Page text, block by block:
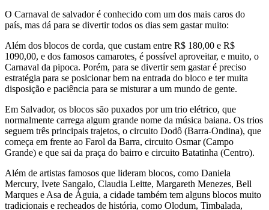
O Carnaval de salvador é conhecido com um dos mais caros do
país, mas dá para se divertir todos os dias sem gastar muito:
Além dos blocos de corda, que custam entre R$ 180,00 e R$
1090,00, e dos famosos camarotes, é possível aproveitar, e muito, o
Carnaval da pipoca. Porém, para se divertir sem gastar é preciso
estratégia para se posicionar bem na entrada do bloco e ter muita
disposição e paciência para se misturar a um mundo de gente.
Em Salvador, os blocos são puxados por um trio elétrico, que
normalmente carrega algum grande nome da música baiana. Os trios
seguem três principais trajetos, o circuito Dodô (Barra-Ondina), que
começa em frente ao Farol da Barra, circuito Osmar (Campo
Grande) e que sai da praça do bairro e circuito Batatinha (Centro).
Além de artistas famosos que lideram blocos, como Daniela
Mercury, Ivete Sangalo, Claudia Leitte, Margareth Menezes, Bell
Marques e Asa de Águia, a cidade também tem alguns blocos muito
tradicionais e recheados de história, como Olodum, Timbalada,